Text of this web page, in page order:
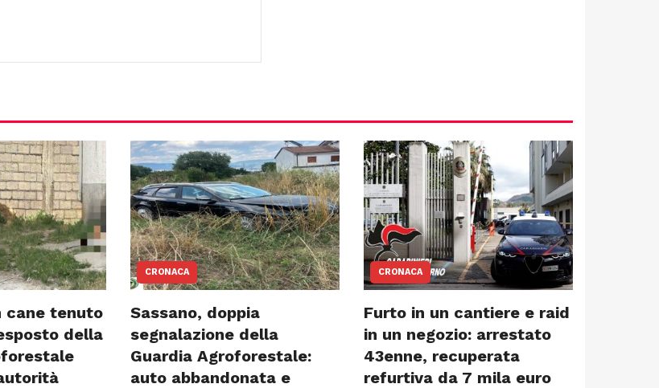
cane tenuto
della
CRONACA
Sassano, doppia
segnalazione della
Guardia Agroforestale:
auto abbandonata e
CRONACA
Furto in un cantiere e raid
in un negozio: arrestato
43enne, recuperata
refurtiva da 7 mila euro